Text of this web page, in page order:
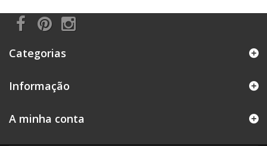
Categorias
Informação
A minha conta